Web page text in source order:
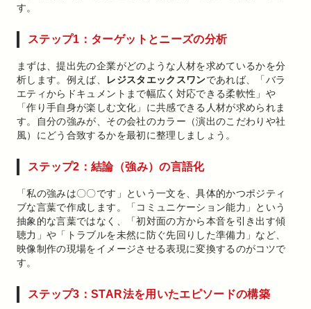
す。
ステップ1：ターゲットとニーズの分析
まずは、提出先の企業がどのような人材を求めているかを分
析します。例えば、
レジスタエックスワンであれば、「バラ
エティからドキュメントまで幅広く対応できる柔軟性」や
「作り手自身が楽しむ文化」に共感できる人材が求められま
す。自分の強みが、その会社のカラー（演出のこだわりや社
風）にどう合致するかを最初に整理しましょう。
ステップ2：結論（強み）の言語化
「私の強みは〇〇です」という一文を、具体的かつポジティ
ブな言葉で作成します。「コミュニケーション能力」という
抽象的な言葉ではなく、「初対面の方から本音を引き出す傾
聴力」や「トラブルを未然に防ぐ先回りした準備力」など、
映像制作の現場をイメージさせる表現に変換するのがコツで
す。
ステップ3：STAR法を用いたエピソードの構築